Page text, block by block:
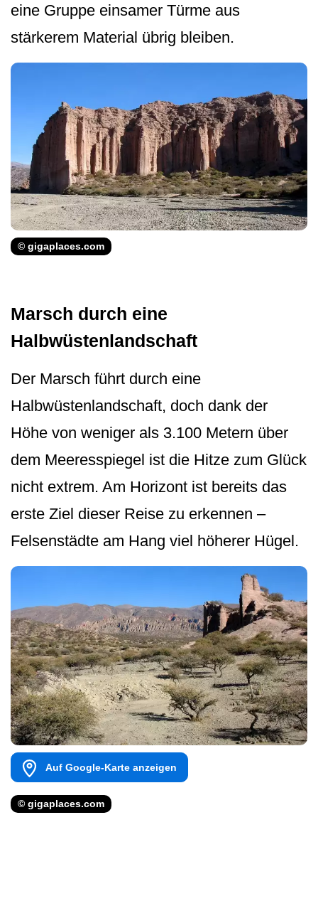
eine Gruppe einsamer Türme aus
stärkerem Material übrig bleiben.
© gigaplaces.com
Marsch durch eine
Halbwüstenlandschaft
Der Marsch führt durch eine
Halbwüstenlan­dschaft, doch dank der
Höhe von weniger als 3.100 Metern über
dem Meeresspiegel ist die Hitze zum Glück
nicht extrem. Am Horizont ist bereits das
erste Ziel dieser Reise zu erkennen –
Felsenstädte am Hang viel höherer Hügel.
Auf Google-Karte anzeigen
© gigaplaces.com